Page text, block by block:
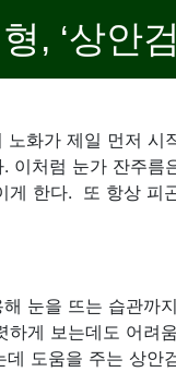
‘상안검
화가 제일 먼저
처럼 눈가 잔주
한다. 또 항상 피
눈을 뜨는 습관
게 보는데도 어려
도움을 주는 상